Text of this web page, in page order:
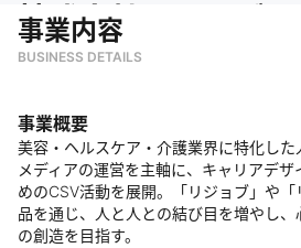
株式会社リジョブ
事業内容
BUSINESS DETAILS
事業概要
美容・ヘルスケア・介護業界に特化した
メディアの運営を主軸に、キャリアデ
めのCSV活動を展開。「リジョブ」や
品を通じ、人と人との結び目を増やし
の創造を目指す。